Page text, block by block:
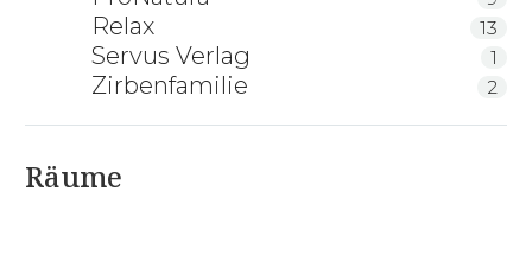
Relax 13
Servus Verlag 1
Zirbenfamilie 2
Räume